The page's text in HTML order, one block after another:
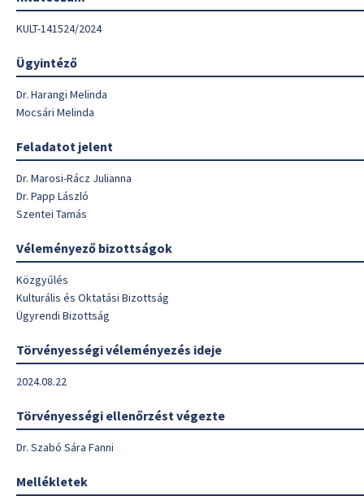
KULT-141524/2024
Ügyintéző
Dr. Harangi Melinda
Mocsári Melinda
Feladatot jelent
Dr. Marosi-Rácz Julianna
Dr. Papp László
Szentei Tamás
Véleményező bizottságok
Közgyűlés
Kulturális és Oktatási Bizottság
Ügyrendi Bizottság
Törvényességi véleményezés ideje
2024.08.22
Törvényességi ellenőrzést végezte
Dr. Szabó Sára Fanni
Mellékletek